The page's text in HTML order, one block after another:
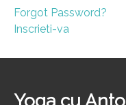
Forgot Password?
Inscrieti-va